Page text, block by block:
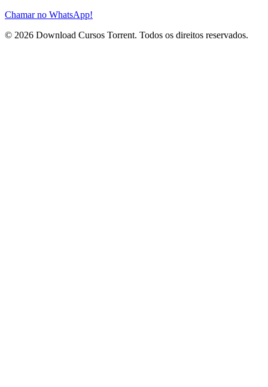
Chamar no WhatsApp!
© 2026 Download Cursos Torrent. Todos os direitos reservados.